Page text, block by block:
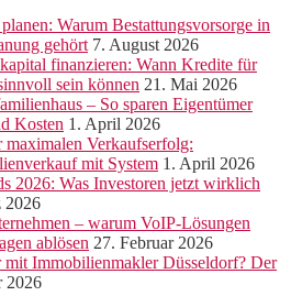
Warum Bestattungsvorsorge in
gehört 7. August 2026
finanzieren: Wann Kredite für
sein können 21. Mai 2026
– So sparen Eigentümer
Kosten 1. April 2026
Verkaufserfolg:
mit System 1. April 2026
2026: Was Investoren jetzt wirklich
2026
– warum VoIP-Lösungen
ablösen 27. Februar 2026
mit Immobilienmakler Düsseldorf? Der
2026